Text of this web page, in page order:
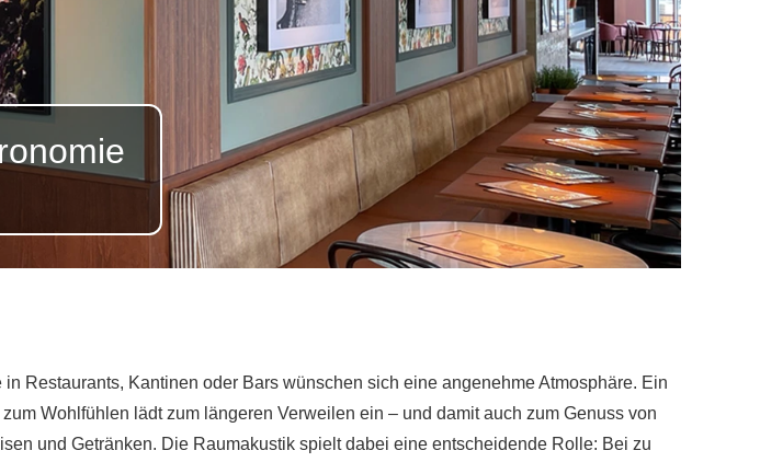
in Restaurants, Kantinen oder Bars wünschen sich eine angenehme Atmosphäre. Ein
Wohlfühlen lädt zum längeren Verweilen ein – und damit auch zum Genuss von
und Getränken. Die Raumakustik spielt dabei eine entscheidende Rolle: Bei zu